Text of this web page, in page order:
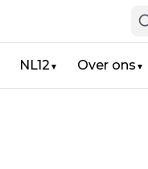
NL12 ▼ Over ons ▼